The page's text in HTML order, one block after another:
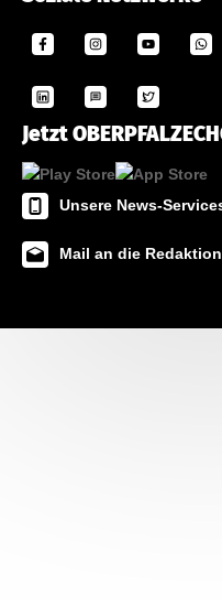
Jetzt
Unsere News-
Mail an die Redaktion